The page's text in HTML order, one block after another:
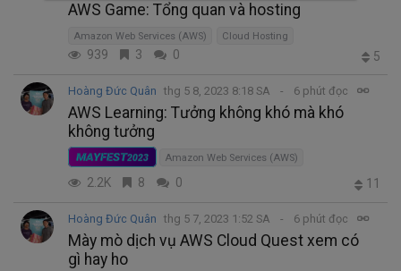
AWS Game: Tổng quan và hosting
Amazon Web Services (AWS) Cloud Hosting
939 3 0 5
Hoàng Đức Quân thg 5 8, 2023 8:18 SA 6 phút đọc
AWS Learning: Tưởng không khó mà khó
không tưởng
MAYFEST2023 Amazon Web Services (AWS)
2.2K 8 0 11
Hoàng Đức Quân thg 5 7, 2023 1:52 SA 6 phút đọc
Mày mò dịch vụ AWS Cloud Quest xem có
gì hay ho